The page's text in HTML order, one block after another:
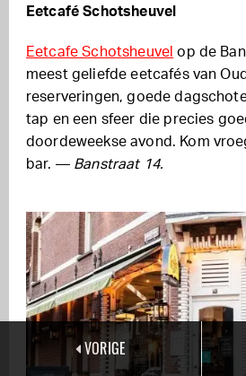
Eetcafé Schotsheuvel
Eetcafe Schotsheuvel op de
meest geliefde eetcafés van
reserveringen, goede
tap en een sfeer die precies
doordeweekse avond. Kom
bar. — Banstraat 14.
VORIGE